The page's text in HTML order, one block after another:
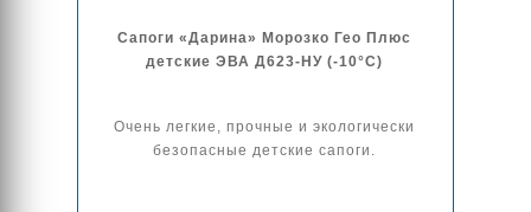
Сапоги «Дарина» Морозко Гео Плюс
детские ЭВА Д623-НУ (-10°C)
Очень легкие, прочные и экологически
безопасные детские сапоги.